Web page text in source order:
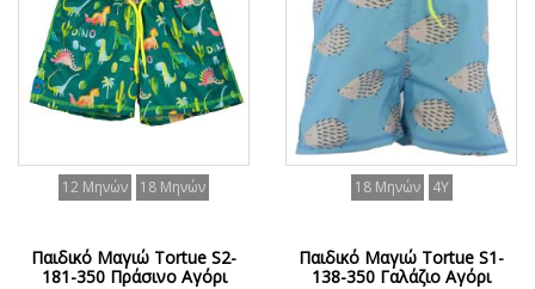
12 Μηνών 18 Μηνών
Παιδικό Μαγιώ Tortue S2-
181-350 Πράσινο Αγόρι
18 Μηνών 4Y
Παιδικό Μαγιώ Tortue S1-
138-350 Γαλάζιο Aγόρι